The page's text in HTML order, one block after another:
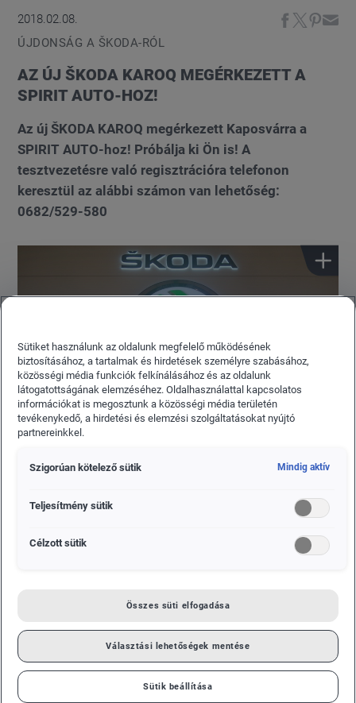
2018.02.08.
ÚJDONSÁG A ŠKODA-RÓL
AZ ÚJ ŠKODA KAROQ MEGÉRKEZETT A
SPIRIT AUTO-HOZ!
Az új ŠKODA KAROQ megérkezett Kaposvárra a
SPIRIT AUTO-hoz! Próbálja ki Ön is! A
tesztvezetésre való regisztrációra telefonon
keresztül az alábbi számon van lehetőség:
0682/529-580
Sütiket használunk az oldalunk megfelelő működésének
biztosításához, a tartalmak és hirdetések személyre szabásához,
közösségi média funkciók felkínálásához és az oldalunk
látogatottságának elemzéséhez. Oldalhasználattal kapcsolatos
információkat is megosztunk a közösségi média területén
tevékenykedő, a hirdetési és elemzési szolgáltatásokat nyújtó
partnereinkkel.
Szigorúan kötelező sütik Mindig aktív
Teljesítmény sütik
Célzott sütik
Összes süti elfogadása
Választási lehetőségek mentése
Sütik beállítása